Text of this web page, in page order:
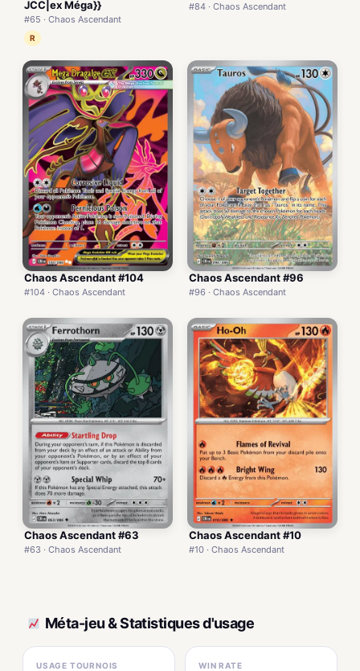
JCC|ex Méga}}
#65 · Chaos Ascendant
R
#84 · Chaos Ascendant
Chaos Ascendant #104
#104 · Chaos Ascendant
Chaos Ascendant #96
#96 · Chaos Ascendant
Chaos Ascendant #63
#63 · Chaos Ascendant
Chaos Ascendant #10
#10 · Chaos Ascendant
Méta-jeu & Statistiques d'usage
USAGE TOURNOIS WIN RATE